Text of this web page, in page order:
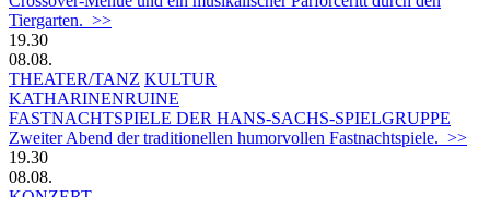
Tiergarten. >>
19.30
08.08.
THEATER/TANZ KULTUR
KATHARINENRUINE
FASTNACHTSPIELE DER HANS-SACHS-SPIELGRUPPE
Zweiter Abend der traditionellen humorvollen Fastnachtspiele. >>
19.30
08.08.